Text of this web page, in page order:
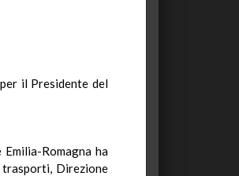
il Presidente del
Romagna ha
Direzione